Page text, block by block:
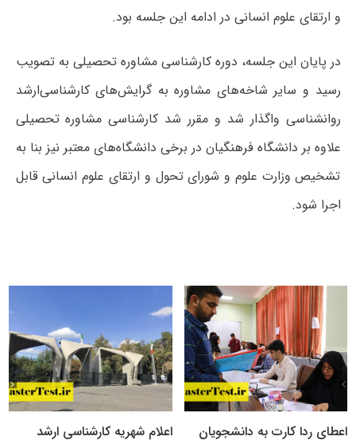
و ارتقای علوم انسانی در ادامه این جلسه بود.
در پایان این جلسه، دوره کارشناسی مشاوره تحصیلی به تصویب
رسید و سایر شاخه‌های مشاوره به گرایش‌های کارشناسی‌ارشد
روانشناسی واگذار شد و مقرر شد کارشناسی مشاوره تحصیلی
علاوه بر دانشگاه فرهنگیان در برخی دانشگاه‌های معتبر نیز بنا به
تشخیص وزارت علوم و شورای تحول و ارتقای علوم انسانی قابل
اجرا شود.
اعطای ردا کارت به دانشجویان
اعلام شهریه کارشناسی ارشد